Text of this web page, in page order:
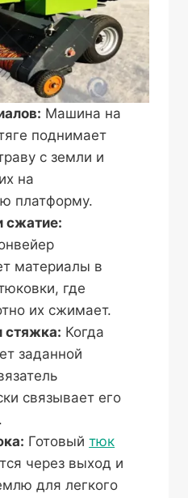
Машина на
поднимает
с земли и
на
платформу.
сжатие:
материалы в
где
их сжимает.
стяжка: Когда
заданной
связывает его
Готовыйтюк
через выход и
для легкого